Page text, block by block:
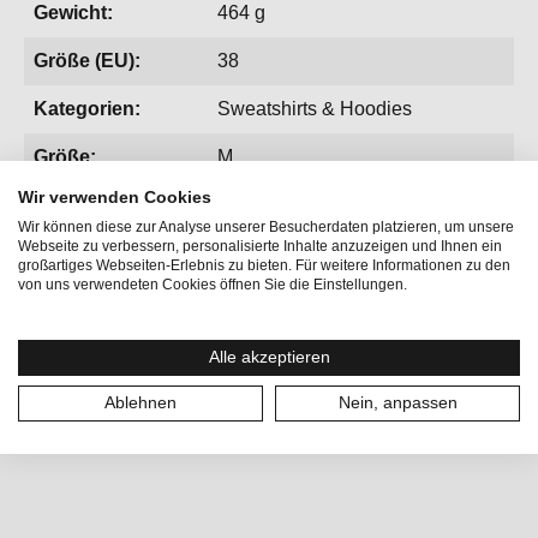
Gewicht: 464 g
Größe (EU): 38
Kategorien: Sweatshirts & Hoodies
Größe: M
Produktgalerie überspringen
Vervollständige deinen Look
50%
Wir verwenden Cookies
Wir können diese zur Analyse unserer Besucherdaten platzieren, um unsere
Webseite zu verbessern, personalisierte Inhalte anzuzeigen und Ihnen ein
großartiges Webseiten-Erlebnis zu bieten. Für weitere Informationen zu den
von uns verwendeten Cookies öffnen Sie die Einstellungen.
Alle akzeptieren
Ablehnen Nein, anpassen